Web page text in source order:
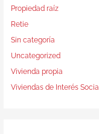
Propiedad raíz
Retie
Sin categoría
Uncategorized
Vivienda propia
Viviendas de Interés Social